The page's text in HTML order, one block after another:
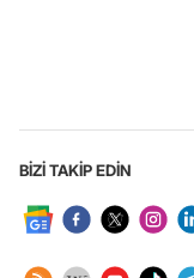
BİZİ TAKİP EDİN